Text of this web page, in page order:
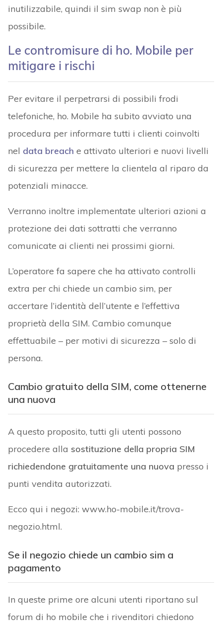
inutilizzabile, quindi il sim swap non è più
possibile.
Le contromisure di ho. Mobile per
mitigare i rischi
Per evitare il perpetrarsi di possibili frodi
telefoniche, ho. Mobile ha subito avviato una
procedura per informare tutti i clienti coinvolti
nel data breach e attivato ulteriori e nuovi livelli
di sicurezza per mettere la clientela al riparo da
potenziali minacce.
Verranno inoltre implementate ulteriori azioni a
protezione dei dati sottratti che verranno
comunicate ai clienti nei prossimi giorni.
L’operatore fa sapere che ha attivato controlli
extra per chi chiede un cambio sim, per
accertare l’identità dell’utente e l’effettiva
proprietà della SIM. Cambio comunque
effettuabile – per motivi di sicurezza – solo di
persona.
Cambio gratuito della SIM, come ottenerne
una nuova
A questo proposito, tutti gli utenti possono
procedere alla sostituzione della propria SIM
richiedendone gratuitamente una nuova presso i
punti vendita autorizzati.
Ecco qui i negozi: www.ho-mobile.it/trova-
negozio.html.
Se il negozio chiede un cambio sim a
pagamento
In queste prime ore alcuni utenti riportano sul
forum di ho mobile che i rivenditori chiedono